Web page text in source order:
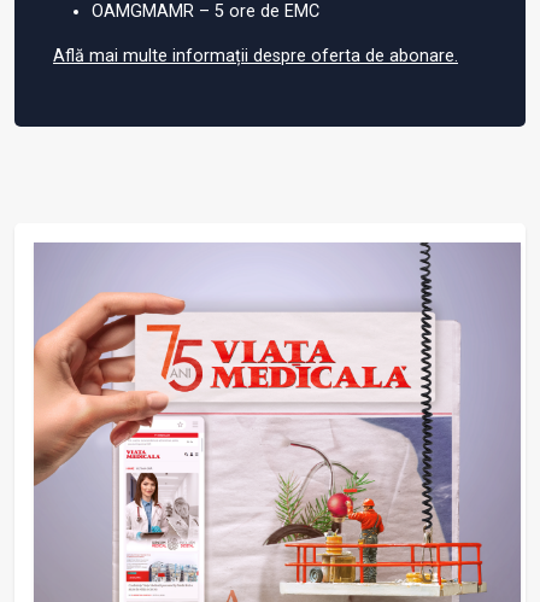
OAMGMAMR – 5 ore de EMC
Află mai multe informații despre oferta de abonare.